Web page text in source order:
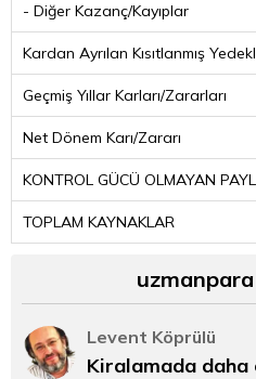
- Diğer Kazanç/Kayıplar
Kardan Ayrılan Kısıtlanmış
Geçmiş Yıllar Karları/Zararları
Net Dönem Karı/Zararı
KONTROL GÜCÜ OLMAYAN
TOPLAM KAYNAKLAR
Levent Köprülü
Kiralamada